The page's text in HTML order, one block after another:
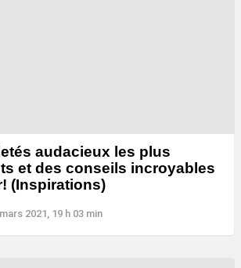
audacieux les plus
et des conseils incroyables
(Inspirations)
2021, 19 h 03 min